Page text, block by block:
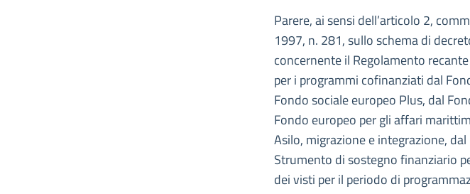
Parere, ai sensi dell’articolo 2,
1997, n. 281, sullo schema di
concernente il Regolamento
per i programmi cofinanziati dal
Fondo sociale europeo Plus, dal
Fondo europeo per gli affari
Asilo, migrazione e integrazione,
Strumento di sostegno finanziario
dei visti per il periodo di